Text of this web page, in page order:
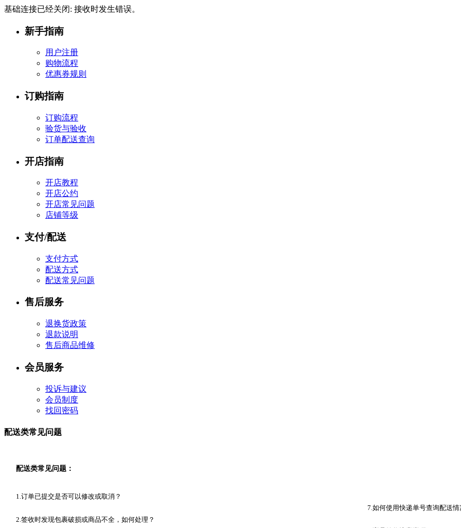
基础连接已经关闭: 接收时发生错误。
新手指南
用户注册
购物流程
优惠券规则
订购指南
订购流程
验货与验收
订单配送查询
开店指南
开店教程
开店公约
开店常见问题
店铺等级
支付/配送
支付方式
配送方式
配送常见问题
售后服务
退换货政策
退款说明
售后商品维修
会员服务
投诉与建议
会员制度
找回密码
配送类常见问题
配送类常见问题：
1.订单已提交是否可以修改或取消？
2.签收时发现包裹破损或商品不全，如何处理？
7.如何使用快递单号查询配送情